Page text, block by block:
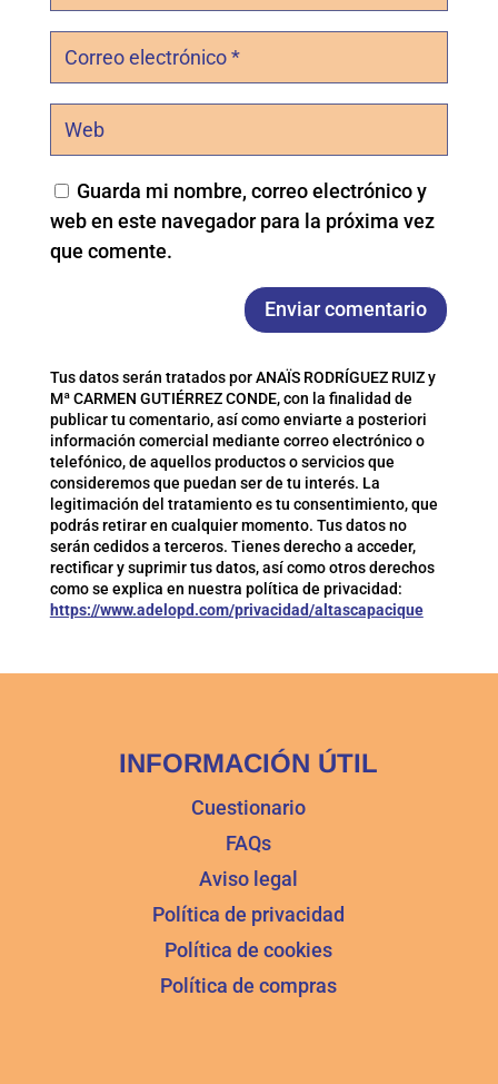
Guarda mi nombre, correo electrónico y
web en este navegador para la próxima vez
que comente.
Enviar comentario
Tus datos serán tratados por ANAÏS RODRÍGUEZ RUIZ y
Mª CARMEN GUTIÉRREZ CONDE, con la finalidad de
publicar tu comentario, así como enviarte a posteriori
información comercial mediante correo electrónico o
telefónico, de aquellos productos o servicios que
consideremos que puedan ser de tu interés. La
legitimación del tratamiento es tu consentimiento, que
podrás retirar en cualquier momento. Tus datos no
serán cedidos a terceros. Tienes derecho a acceder,
rectificar y suprimir tus datos, así como otros derechos
como se explica en nuestra política de privacidad:
https://www.adelopd.com/privacidad/altascapacique
INFORMACIÓN ÚTIL
Cuestionario
FAQs
Aviso legal
Política de privacidad
Política de cookies
Política de compras